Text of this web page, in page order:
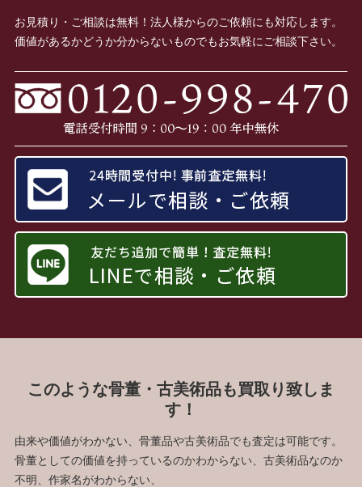
お見積り・ご相談は無料！法人様からのご依頼にも対応します。
価値があるかどうか分からないものでもお気軽にご相談下さい。
このような骨董・古美術品も買取り致しま
す！
由来や価値がわかない、骨董品や古美術品でも査定は可能です。
骨董としての価値を持っているのかわからない、古美術品なのか
不明、作家名がわからない、